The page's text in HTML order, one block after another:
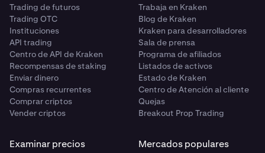
Trading de futuros
Trading OTC
Instituciones
API trading
Centro de API de Kraken
Recompensas de staking
Enviar dinero
Compras recurrentes
Comprar criptos
Vender criptos
Trabaja en Kraken
Blog de Kraken
Kraken para desarrolladores
Sala de prensa
Programa de afiliados
Listados de activos
Estado de Kraken
Centro de Atención al cliente
Quejas
Breakout Prop Trading
Examinar precios Mercados populares